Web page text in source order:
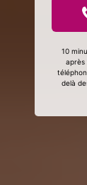
10
après
delà